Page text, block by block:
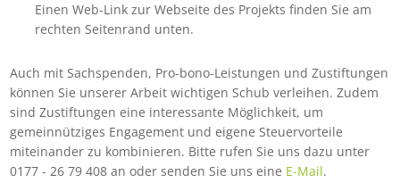
Einen Web-Link zur Webseite des Projekts finden Sie am
rechten Seitenrand unten.
Auch mit Sachspenden, Pro-bono-Leistungen und Zustiftungen
können Sie unserer Arbeit wichtigen Schub verleihen. Zudem
sind Zustiftungen eine interessante Möglichkeit, um
gemeinnütziges Engagement und eigene Steuervorteile
miteinander zu kombinieren. Bitte rufen Sie uns dazu unter
0177 - 26 79 408 an oder senden Sie uns eine E-Mail.